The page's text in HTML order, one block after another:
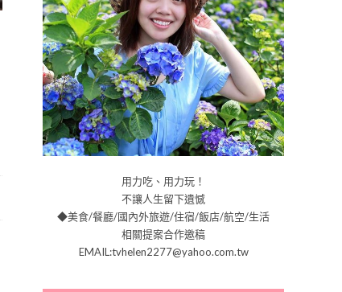
用力吃、用力玩！
不讓人生留下遺憾
◆美食/餐廳/國內外旅遊/住宿/飯店/航空/生活
相關提案合作邀稿
EMAIL:tvhelen2277@yahoo.com.tw